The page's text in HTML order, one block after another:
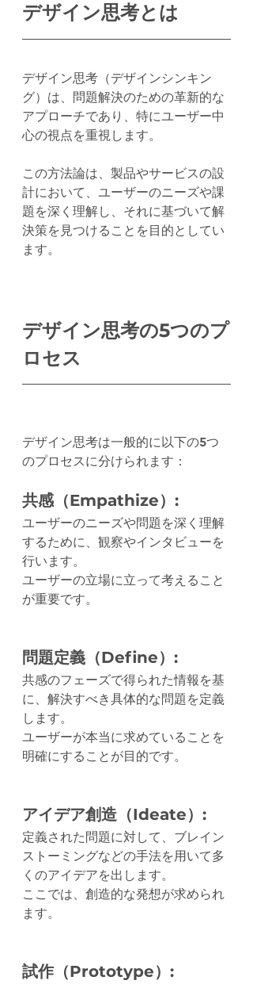
デザイン思考とは
デザイン思考（デザインシンキン
グ）は、問題解決のための革新的な
アプローチであり、特にユーザー中
心の視点を重視します。
この方法論は、製品やサービスの設
計において、ユーザーのニーズや課
題を深く理解し、それに基づいて解
決策を見つけることを目的としてい
ます。
デザイン思考の5つのプ
ロセス
デザイン思考は一般的に以下の5つ
のプロセスに分けられます：
共感（Empathize）:
ユーザーのニーズや問題を深く理解
するために、観察やインタビューを
行います。
ユーザーの立場に立って考えること
が重要です。
問題定義（Define）:
共感のフェーズで得られた情報を基
に、解決すべき具体的な問題を定義
します。
ユーザーが本当に求めていることを
明確にすることが目的です。
アイデア創造（Ideate）:
定義された問題に対して、ブレイン
ストーミングなどの手法を用いて多
くのアイデアを出します。
ここでは、創造的な発想が求められ
ます。
試作（Prototype）: